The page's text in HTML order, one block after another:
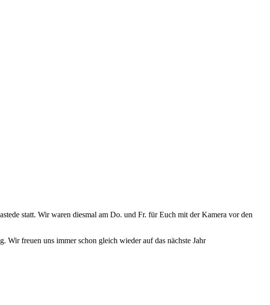
statt. Wir waren diesmal am Do. und Fr. für Euch mit der Kamera vor den
Wir freuen uns immer schon gleich wieder auf das nächste Jahr